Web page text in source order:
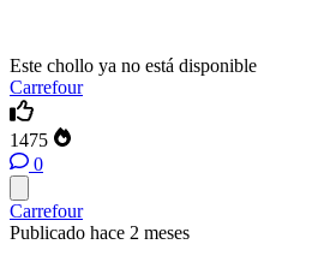
Este chollo ya no está disponible
Carrefour
1475
0
Carrefour
Publicado hace 2 meses